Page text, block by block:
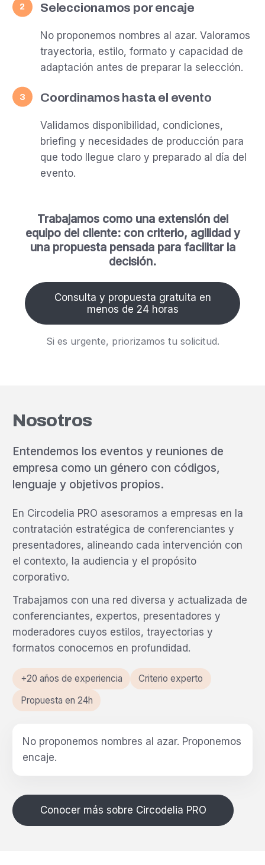
2 Seleccionamos por encaje
No proponemos nombres al azar. Valoramos
trayectoria, estilo, formato y capacidad de
adaptación antes de preparar la selección.
3 Coordinamos hasta el evento
Validamos disponibilidad, condiciones,
briefing y necesidades de producción para
que todo llegue claro y preparado al día del
evento.
Trabajamos como una extensión del
equipo del cliente: con criterio, agilidad y
una propuesta pensada para facilitar la
decisión.
Consulta y propuesta gratuita en
menos de 24 horas
Si es urgente, priorizamos tu solicitud.
Nosotros
Entendemos los eventos y reuniones de
empresa como un género con códigos,
lenguaje y objetivos propios.
En Circodelia PRO asesoramos a empresas en la
contratación estratégica de conferenciantes y
presentadores, alineando cada intervención con
el contexto, la audiencia y el propósito
corporativo.
Trabajamos con una red diversa y actualizada de
conferenciantes, expertos, presentadores y
moderadores cuyos estilos, trayectorias y
formatos conocemos en profundidad.
+20 años de experiencia
Criterio experto
Propuesta en 24h
No proponemos nombres al azar. Proponemos
encaje.
Conocer más sobre Circodelia PRO